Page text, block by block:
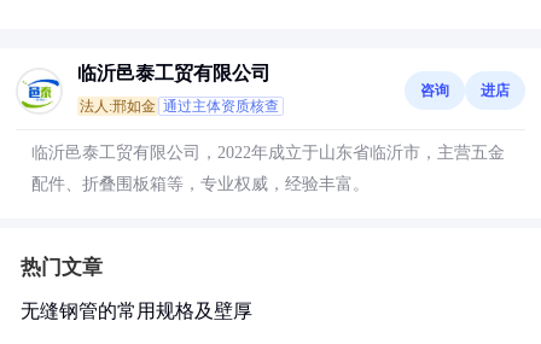
临沂邑泰工贸有限公司
法人:邢如金 通过主体资质核查
咨询 进店
临沂邑泰工贸有限公司，2022年成立于山东省临沂市，主营五金
配件、折叠围板箱等，专业权威，经验丰富。
热门文章
无缝钢管的常用规格及壁厚